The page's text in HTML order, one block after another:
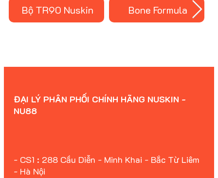
Bone Formula Estera Phase II
ĐẠI LÝ PHÂN PHỐI CHÍNH HÃNG NUSKIN -
NU88
- CS1 : 288 Cầu Diễn - Minh Khai - Bắc Từ Liêm
- Hà Nội